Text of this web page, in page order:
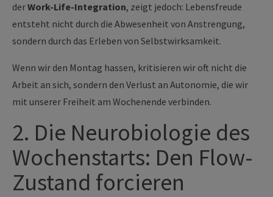
derWork-Life-Integration, zeigt jedoch: Lebensfreude
entsteht nicht durch die Abwesenheit von Anstrengung,
sondern durch das Erleben von Selbstwirksamkeit.
Wenn wir den Montag hassen, kritisieren wir oft nicht die
Arbeit an sich, sondern den Verlust an Autonomie, die wir
mit unserer Freiheit am Wochenende verbinden.
2. Die Neurobiologie des
Wochenstarts: Den Flow-
Zustand forcieren